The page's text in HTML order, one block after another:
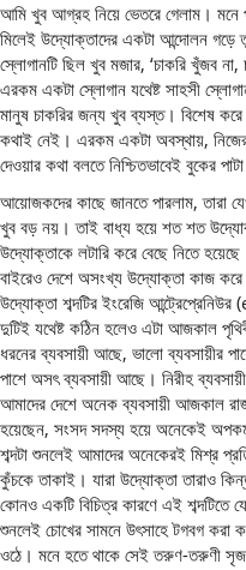
আমি খুব আগ্রহ নিয়ে ভেতরে গেলাম।
মিলেই উদ্যোক্তাদের একটা আন্দোলন
স্লোগানটি ছিল খুব মজার, ‘চাকরি খুঁজব না,
এরকম একটা স্লোগান যথেষ্ট সাহসী
মানুষ চাকরির জন্য খুব ব্যস্ত। বিশেষ করে
কথাই নেই। এরকম একটা অবস্থায়,
দেওয়ার কথা বলতে নিশ্চিতভাবেই বুকের
আয়োজকদের কাছে জানতে পারলাম, তারা
খুব বড় নয়। তাই বাধ্য হয়ে শত শত
উদ্যোক্তাকে লটারি করে বেছে নিতে
বাইরেও দেশে অসংখ্য উদ্যোক্তা কাজ করে
উদ্যোক্তা শব্দটির ইংরেজি
দুটিই যথেষ্ট কঠিন হলেও এটা আজকাল
ধরনের ব্যবসায়ী আছে, ভালো ব্যবসায়ীর
পাশে অসৎ ব্যবসায়ী আছে। নিরীহ
আমাদের দেশে অনেক ব্যবসায়ী আজকাল
হয়েছেন, সংসদ সদস্য হয়ে অনেকেই
শব্দটা শুনলেই আমাদের অনেকেরই মিশ্র
কুঁচকে তাকাই। যারা উদ্যোক্তা তারাও
কোনও একটি বিচিত্র কারণে এই শব্দটিতে
শুনলেই চোখের সামনে উৎসাহে টগবগ করা
ওঠে। মনে হতে থাকে সেই তরুণ-তরুণী